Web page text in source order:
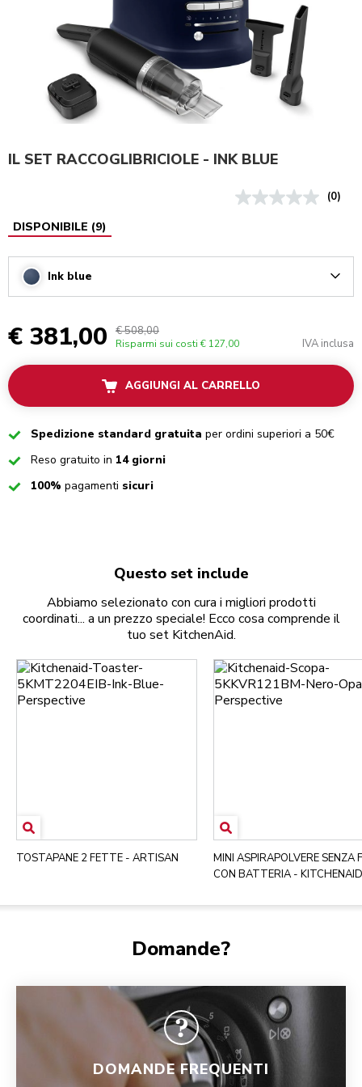
IL SET RACCOGLIBRICIOLE - INK BLUE
(0)
DISPONIBILE (9)
Ink blue
€ 381,00 € 508,00
Risparmi sui costi € 127,00 IVA inclusa
AGGIUNGI AL CARRELLO
CheckedSpedizione standard gratuita per ordini superiori a 50€
CheckedReso gratuito in 14 giorni
Checked
100% pagamenti sicuri
Questo set include
Abbiamo selezionato con cura i migliori prodotti
coordinati... a un prezzo speciale! Ecco cosa comprende il
tuo set KitchenAid.
TOSTAPANE 2 FETTE - ARTISAN
MINI ASPIRAPOLVERE SENZA
CON BATTERIA -
Domande?
DOMANDE FREQUENTI